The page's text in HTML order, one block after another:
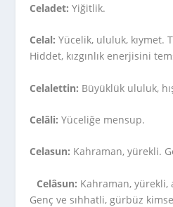
Celadet: Yiğitlik.
Celal: Yücelik, ululuk, kıymet.
Hiddet, kızgınlık enerjisini
Celalettin: Büyüklük ululuk,
Celâli: Yüceliğe mensup.
Celasun: Kahraman, yürekli.
Celâsun: Kahraman, yürekli,
Genç ve sıhhatli, gürbüz